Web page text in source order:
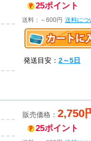
25ポイント
送料：～600円 送料につ
発送目安：2～5日
販売価格： 2,750
25ポイント